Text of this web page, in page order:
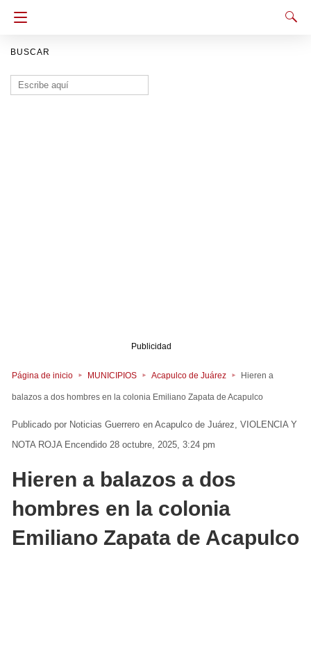
BUSCAR
Buscar:
Publicidad
Página de inicio MUNICIPIOS Acapulco de Juárez Hieren a
balazos a dos hombres en la colonia Emiliano Zapata de Acapulco
Noticias Guerrero en Acapulco de Juárez VIOLENCIA Y
NOTA ROJA Encendido 28 octubre, 2025, 3:24 pm
Hieren a balazos a dos
hombres en la colonia
Emiliano Zapata de Acapulco